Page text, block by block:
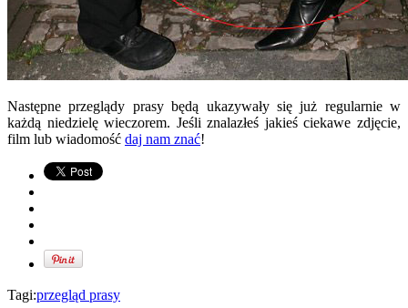
Następne przeglądy prasy będą ukazywały się już regularnie w
każdą niedzielę wieczorem. Jeśli znalazłeś jakieś ciekawe zdjęcie,
film lub wiadomość daj nam znać!
Tagi:przegląd prasy